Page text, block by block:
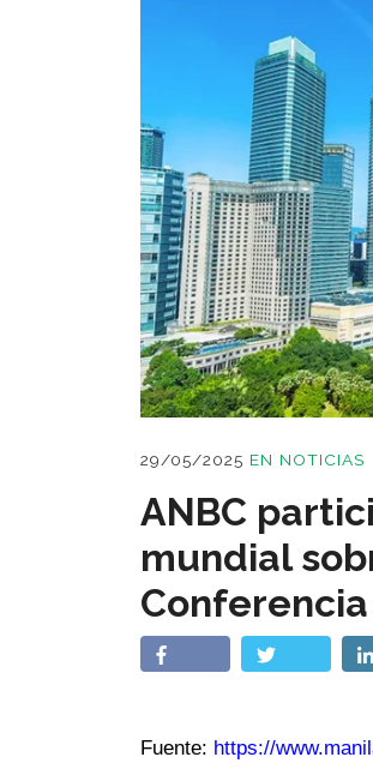
29/05/2025 EN NOTICIAS
ANBC
mundial
Fuente: https://